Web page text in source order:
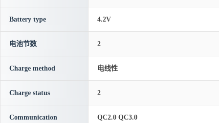
Battery type 4.2V
电池节数 2
Charge method 电线性
Charge status 2
Communication QC2.0 QC3.0